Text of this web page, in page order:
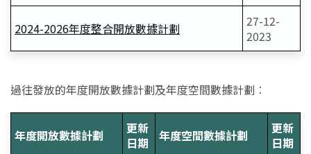
2024-2026年度整合開放數據計劃
27-12-
2023
過往發放的年度開放數據計劃及年度空間數據計劃︰
年度開放數據計劃
更新
日期
年度空間數據計劃
更新
日期